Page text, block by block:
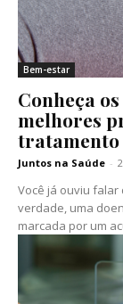
Bem-estar
Conheça
melhores
tratamento
Juntos na Saúde -
Você já ouviu falar
verdade, uma
marcada por um